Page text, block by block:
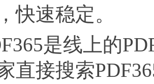
快速稳定。
是线上的
直接搜索